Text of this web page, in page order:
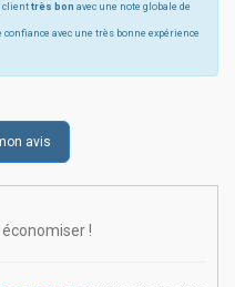
client très bon avec une note globale de
avec une très bonne expérience
avis
!